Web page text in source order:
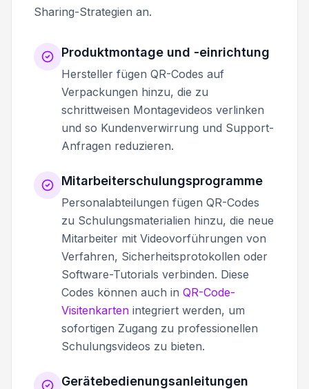
Sharing-Strategien an.
Produktmontage und -einrichtung
Hersteller fügen QR-Codes auf
Verpackungen hinzu, die zu
schrittweisen Montagevideos verlinken
und so Kundenverwirrung und Support-
Anfragen reduzieren.
Mitarbeiterschulungsprogramme
Personalabteilungen fügen QR-Codes
zu Schulungsmaterialien hinzu, die neue
Mitarbeiter mit Videovorführungen von
Verfahren, Sicherheitsprotokollen oder
Software-Tutorials verbinden. Diese
Codes können auch in QR-Code-
Visitenkarten integriert werden, um
sofortigen Zugang zu professionellen
Schulungsvideos zu bieten.
Gerätebedienungsanleitungen